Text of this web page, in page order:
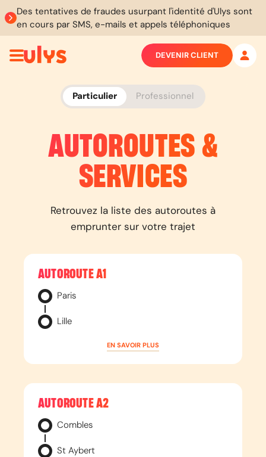
Des tentatives de fraudes usurpant l'identité d'Ulys sont
en cours par SMS, e-mails et appels téléphoniques
Particulier Professionnel
DEVENIR CLIENT
AUTOROUTES &
SERVICES
Retrouvez la liste des autoroutes à
emprunter sur votre trajet
AUTOROUTEA1
Paris
Lille
EN SAVOIR PLUS
AUTOROUTEA2
Combles
St Aybert